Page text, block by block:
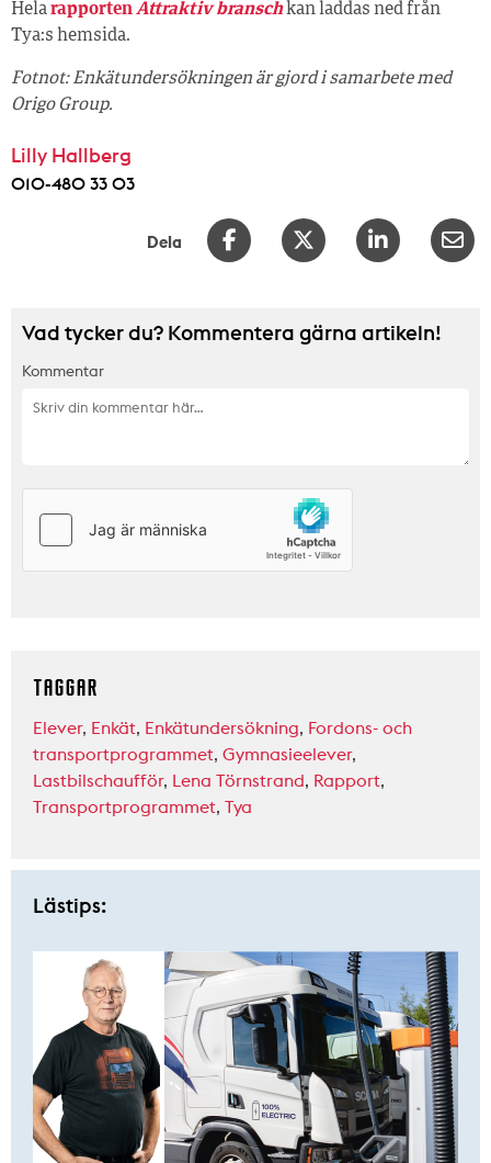
HelarapportenAttraktiv branschkan laddas ned från
Tya:s hemsida.
Fotnot: Enkätundersökningen är gjord i samarbete med
Origo Group.
Lilly Hallberg
010-480 33 03
Dela
Vad tycker du? Kommentera gärna artikeln!
Kommentar
TAGGAR
Elever, Enkät, Enkätundersökning, Fordons- och
transportprogrammet, Gymnasieelever,
Lastbilschaufför, Lena Törnstrand, Rapport,
Transportprogrammet, Tya
Lästips: